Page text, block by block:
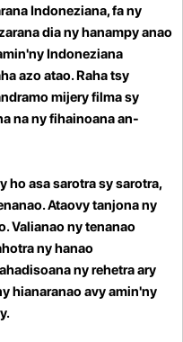
Indoneziana, fa ny
dia ny hanampy anao
Indoneziana
azo atao. Raha tsy
mijery filma sy
na ny fihainoana an-
ho asa sarotra sy sarotra,
Ataovy tanjona ny
Valianao ny tenanao
ny hanao
ny rehetra ary
hianaranao avy amin'ny